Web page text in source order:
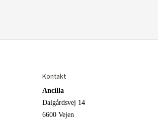
Kontakt
Ancilla
Dalgårdsvej 14
6600 Vejen